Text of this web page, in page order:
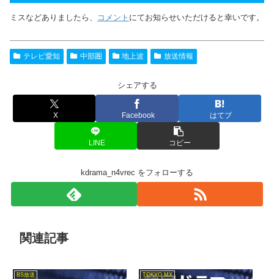
ミスなどありましたら、 コメント にてお知らせいただけると幸いです。
テレビ愛知 中部圏 地上波 放送情報
シェアする
X Facebook はてブ
LINE コピー
kdrama_n4vrec をフォローする
関連記事
BS放送 TOKYO MX